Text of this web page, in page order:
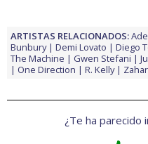
ARTISTAS RELACIONADOS:
Bunbury
Demi Lovato Diego
The Machine
Gwen Stefani
One Direction
R. Kelly
¿Te ha parecido